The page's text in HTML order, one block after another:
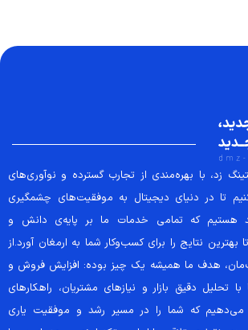
زد، با بهره‌مندی از تجارب گسترده و نوآوری‌های
تا در دنیای دیجیتال به موفقیت‌های چشمگیری
هستیم که تمامی خدمات ما بر پایه‌ی دانش و
نتایج را برای کسب‌وکار شما به ارمغان آورد.از
هدف ما همیشه یک چیز بوده: افزایش فروش و
تحلیل دقیق بازار و نیازهای مشتریان، راهکارهای
می‌دهیم که شما را در مسیر رشد و موفقیت یاری